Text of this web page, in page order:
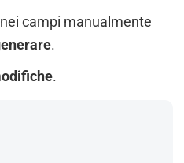
nei campi manualmente
.
.